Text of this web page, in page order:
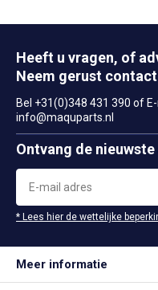
Heeft u vragen, of
Neem gerust
Bel +31(0)348 431 390 of
info@maquparts.nl
Ontvang de
* Lees hier de wettelijke
Meer informatie